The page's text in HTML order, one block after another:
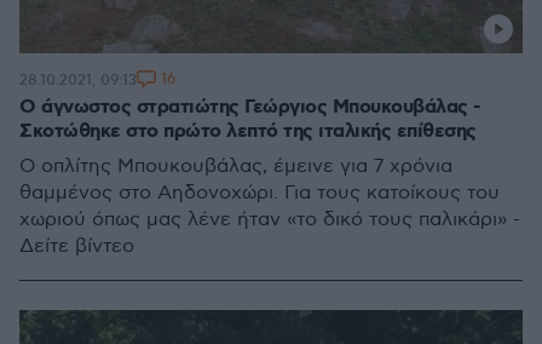
Ο άγνωστος στρατιώτης Γεώργιος Μπουκουβάλας -
Σκοτώθηκε στο πρώτο λεπτό της ιταλικής επίθεσης
Ο οπλίτης Μπουκουβάλας, έμεινε για 7 χρόνια
θαμμένος στο Αηδονοχώρι. Για τους κατοίκους του
χωριού όπως μας λένε ήταν «το δικό τους παλικάρι» -
Δείτε βίντεο
28.10.2021, 09:13 16